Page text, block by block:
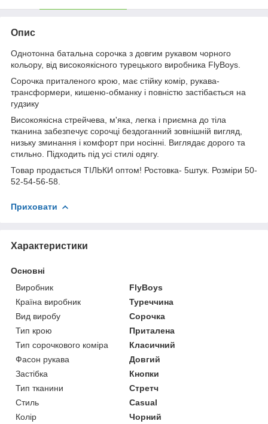
Опис
Однотонна батальна сорочка з довгим рукавом чорного
кольору, від високоякісного турецького виробника FlyBoys.
Сорочка приталеного крою, має стійку комір, рукава-
трансформери, кишеню-обманку і повністю застібається на
гудзику
Високоякісна стрейчева, м'яка, легка і приємна до тіла
тканина забезпечує сорочці бездоганний зовнішній вигляд,
низьку зминання і комфорт при носінні. Виглядає дорого та
стильно. Підходить під усі стилі одягу.
Товар продається ТІЛЬКИ оптом! Ростовка- 5штук. Розміри 50-
52-54-56-58.
Приховати
Характеристики
Основні
Виробник
FlyBoys
Країна виробник
Туреччина
Вид виробу
Сорочка
Тип крою
Приталена
Тип сорочкового коміра
Класичний
Фасон рукава
Довгий
Застібка
Кнопки
Тип тканини
Стретч
Стиль
Casual
Колір
Чорний